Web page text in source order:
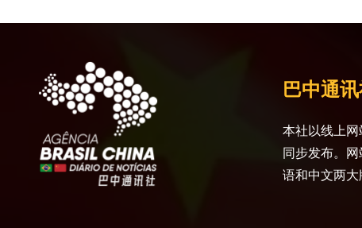
巴中通
本社以线上
同步发布。
语和中文两大